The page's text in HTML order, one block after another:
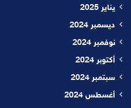
يناير 2025
ديسمبر 2024
نوفمبر 2024
أكتوبر 2024
سبتمبر 2024
أغسطس 2024